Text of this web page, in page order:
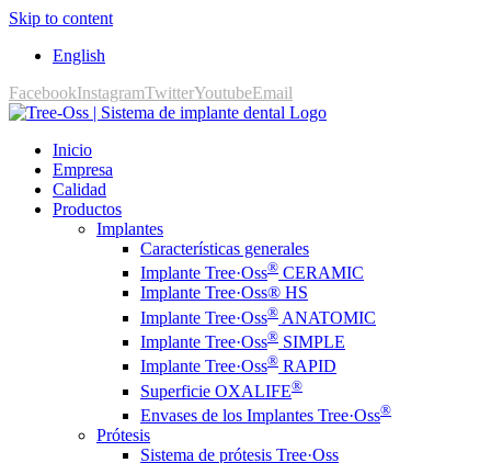
Skip to content
English
FacebookInstagramTwitterYoutubeEmail
Inicio
Empresa
Calidad
Productos
Implantes
Características generales
Implante Tree·Oss® CERAMIC
Implante Tree·Oss® HS
Implante Tree·Oss® ANATOMIC
Implante Tree·Oss® SIMPLE
Implante Tree·Oss® RAPID
Superficie OXALIFE®
Envases de los Implantes Tree·Oss®
Prótesis
Sistema de prótesis Tree·Oss